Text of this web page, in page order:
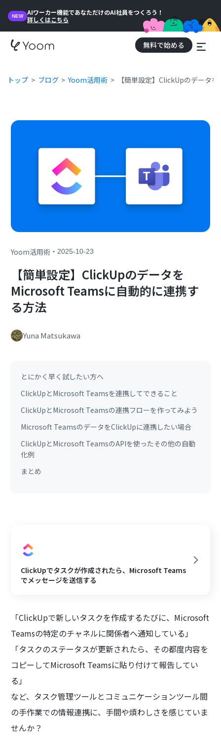
NEW
AIワーカー機能であなただけのAI社員をつくろう！
詳しくはこちら
無料で始める
トップ ブログ Yoom活用術 【簡単設定】ClickUpのデータ
Yoom活用術 ・2025-10-23
【簡単設定】ClickUpのデータを
Microsoft Teamsに自動的に連携す
る方法
Yuna Matsukawa
とにかく早く試したい方へ
ClickUpとMicrosoft Teamsを連携してできること
ClickUpとMicrosoft Teamsの連携フローを作ってみよう
Microsoft TeamsのデータをClickUpに連携したい場合
ClickUpとMicrosoft TeamsのAPIを使ったその他の自動
化例
まとめ
ClickUpでタスクが作成されたら、Microsoft Teams
でメッセージを送信する
「ClickUpで新しいタスクを作成するたびに、Microsoft
Teamsの特定のチャネルに関係者へ通知している」
「タスクのステータスが更新されたら、その都度内容を
コピーしてMicrosoft Teamsに貼り付けて報告してい
る」
など、タスク管理ツールとコミュニケーションツール間
の手作業での情報連携に、手間や煩わしさを感じていま
せんか？